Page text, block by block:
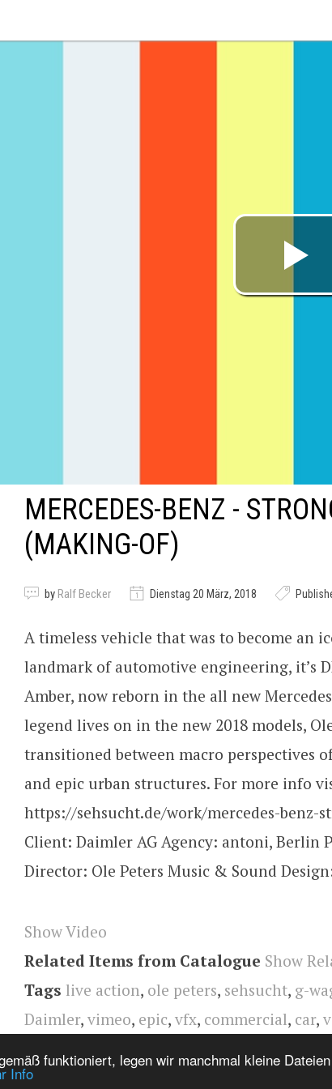
funktioniert, legen wir manchmal kleine
Info
MERCEDES-BENZ -
(MAKING-OF)
by Ralf Becker Dienstag 20 März, 2018
A timeless vehicle that was to become an
landmark of automotive engineering, it’s
Amber, now reborn in the all new
legend lives on in the new 2018 models,
transitioned between macro perspectives
and epic urban structures. For more info
https://sehsucht.de/work/mercedes-benz-
Client: Daimler AG Agency: antoni, Berlin
Director: Ole Peters Music & Sound
Show Video
Related Items from Catalogue Show
Tags live action, ole peters, sehsucht, g-
Daimler, vimeo, epic, vfx, commercial, car,